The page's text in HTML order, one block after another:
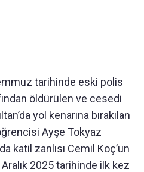
tarihinde eski polis
öldürülen ve cesedi
yol kenarına bırakılan
Ayşe Tokyaz
katil zanlısı Cemil Koç’un
2025 tarihinde ilk kez